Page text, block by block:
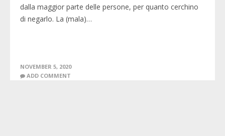
dalla maggior parte delle persone, per quanto cerchino
di negarlo. La (mala)…
NOVEMBER 5, 2020
ADD COMMENT